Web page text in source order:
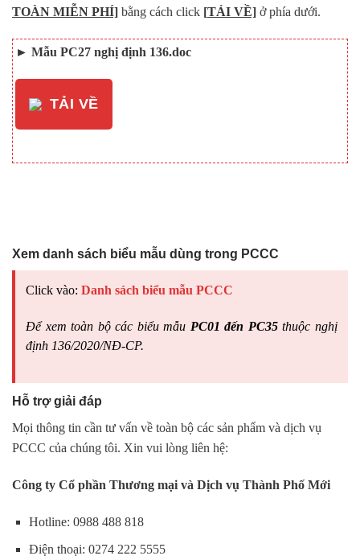
TOÀN MIỄN PHÍ] bằng cách click [TẢI VỀ] ở phía dưới.
► Mẫu PC27 nghị định 136.doc
TẢI VỀ
Xem danh sách biểu mẫu dùng trong PCCC
Click vào: Danh sách biểu mẫu PCCC
Để xem toàn bộ các biểu mẫu PC01 đến PC35thuộc nghị
định 136/2020/NĐ-CP.
Hỗ trợ giải đáp
Mọi thông tin cần tư vấn về toàn bộ các sản phẩm và dịch vụ
PCCC của chúng tôi. Xin vui lòng liên hệ:
Công ty Cổ phần Thương mại và Dịch vụ Thành Phố Mới
Hotline: 0988 488 818
Điện thoại: 0274 222 5555